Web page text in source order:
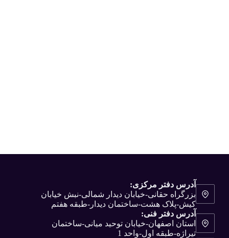
آدرس دفتر مرکزی:
بزرگراه حقانی-خیابان دیدار شمالی-نبش خیابان
کیش-پلاک هشت-ساختمان دیدار-طبقه هفتم
آدرس دفتر فنی:
استان اصفهان-خیابان توحید میانی-ساختمان
تیراژه-طبقه اول-واحد 1